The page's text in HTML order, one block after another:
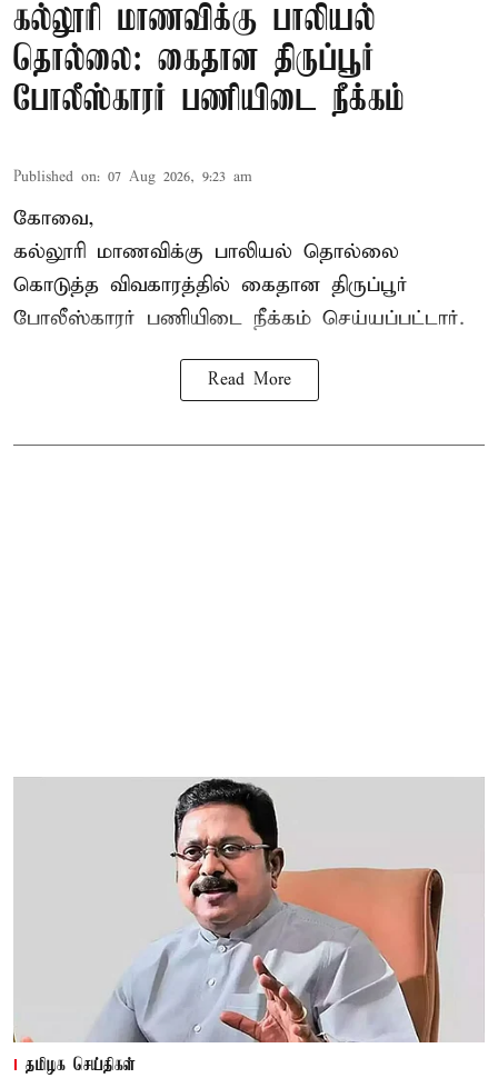
கல்லூரி மாணவிக்கு பாலியல்
தொல்லை: கைதான திருப்பூர்
போலீஸ்காரர் பணியிடை நீக்கம்
Published on: 07 Aug 2026, 9:23 am
கோவை,
கல்லூரி மாணவிக்கு பாலியல் தொல்லை
கொடுத்த விவகாரத்தில் கைதான திருப்பூர்
போலீஸ்காரர் பணியிடை நீக்கம் செய்யப்பட்டார்.
Read More
தமிழக செய்திகள்